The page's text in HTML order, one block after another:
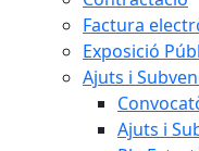
Factura
Exposició
Ajuts i
Ajuts i